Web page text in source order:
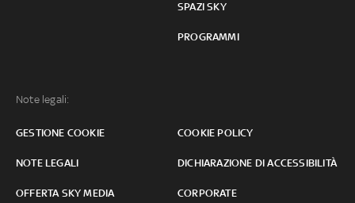
SPAZI SKY
PROGRAMMI
Note legali:
GESTIONE COOKIE COOKIE POLICY
NOTE LEGALI DICHIARAZIONE DI ACCESSIBILITÀ
OFFERTA SKY MEDIA CORPORATE